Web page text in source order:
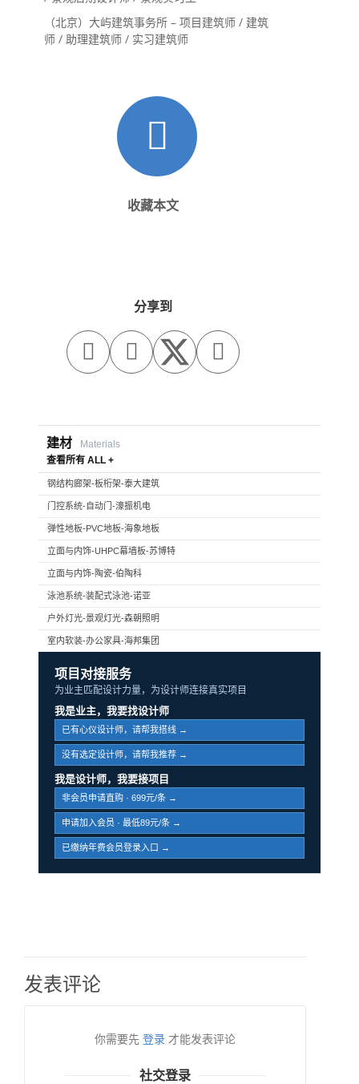
（北京）大屿建筑事务所 – 项目建筑师 / 建筑
师 / 助理建筑师 / 实习建筑师
收藏本文
分享到
  
建材
Materials
查看所有 ALL +
钢结构廊架-板桁架-泰大建筑
门控系统-自动门-濠振机电
弹性地板-PVC地板-海象地板
立面与内饰-UHPC幕墙板-苏博特
立面与内饰-陶瓷-伯陶科
泳池系统-装配式泳池-诺亚
户外灯光-景观灯光-森朝照明
室内软装-办公家具-海邦集团
项目对接服务
为业主匹配设计力量，为设计师连接真实项目
我是业主，我要找设计师
已有心仪设计师，请帮我搭线 →
没有选定设计师，请帮我推荐 →
我是设计师，我要接项目
非会员申请直购 · 699元/条 →
申请加入会员 · 最低89元/条 →
已缴纳年费会员登录入口 →
发表评论
你需要先 登录 才能发表评论
社交登录